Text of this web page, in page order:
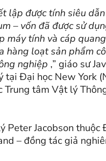
lập được tính siêu
– vốn đã được sử
máy tính và cáp
hàng loạt sản phẩm
nghiệp ,” giáo sư
tại Đại học New York
Trung tâm Vật lý
Peter Jacobson thuộc
– đồng tác giả